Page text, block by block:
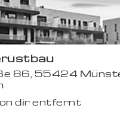
86, 55424
dir entfernt